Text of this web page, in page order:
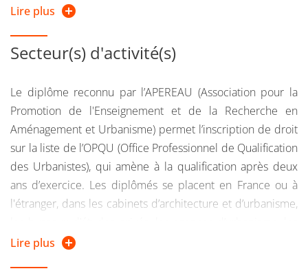
formation (lien : https://prose.univ-grenoble-
alpes.fr/metiers-secteurs/)
Lire plus
Secteur(s) d'activité(s)
Le diplôme reconnu par l’APEREAU (Association pour la
Promotion de l'Enseignement et de la Recherche en
Aménagement et Urbanisme) permet l’inscription de droit
sur la liste de l’OPQU (Office Professionnel de Qualification
des Urbanistes), qui amène à la qualification après deux
ans d’exercice. Les diplômés se placent en France ou à
l'étranger, dans les cabinets d’architecture et d’urbanisme,
sociétés de conseil et d'expertise, les Conseils
Lire plus